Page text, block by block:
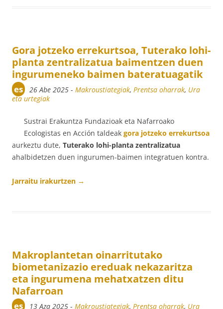
Gora jotzeko errekurtsoa, Tuterako lohi-
planta zentralizatua baimentzen duen
ingurumeneko baimen bateratuagatik
es 26 Abe 2025 -Makroustiategiak,Prentsa oharrak, Ura
eta urtegiak
Sustrai Erakuntza Fundazioak eta Nafarroako
Ecologistas en Acción taldeak gora jotzeko errekurtsoa
aurkeztu dute, Tuterako lohi-planta zentralizatua
ahalbidetzen duen ingurumen-baimen integratuen kontra.
Jarraitu irakurtzen →
Makroplantetan oinarritutako
biometanizazio ereduak nekazaritza
eta ingurumena mehatxatzen ditu
Nafarroan
es 13 Aza 2025 -Makroustiategiak,Prentsa oharrak, Ura